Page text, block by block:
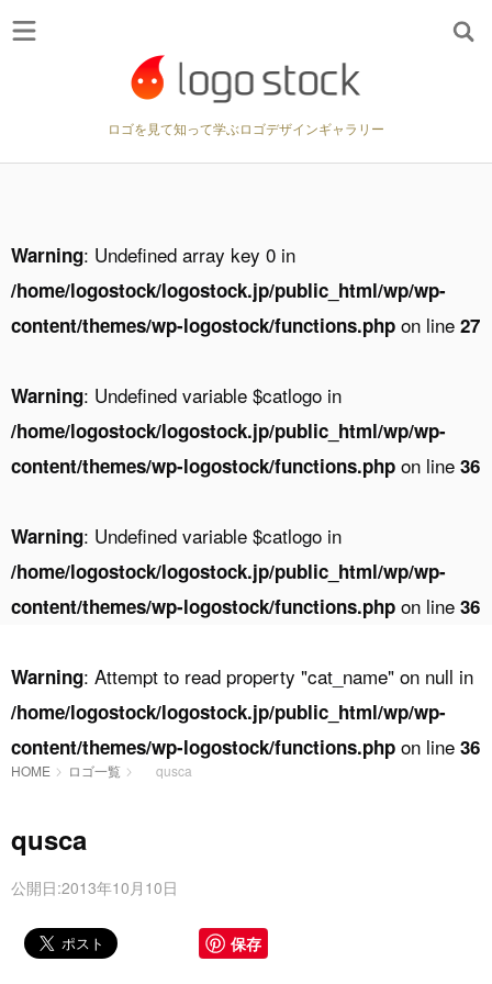
ロゴを見て知って学ぶロゴデザインギャラリー
Warning: Undefined array key 0 in
/home/logostock/logostock.jp/public_html/wp/wp-
content/themes/wp-logostock/functions.php on line 27
Warning: Undefined variable $catlogo in
/home/logostock/logostock.jp/public_html/wp/wp-
content/themes/wp-logostock/functions.php on line 36
Warning: Undefined variable $catlogo in
/home/logostock/logostock.jp/public_html/wp/wp-
content/themes/wp-logostock/functions.php on line 36
Warning: Attempt to read property "cat_name" on null in
/home/logostock/logostock.jp/public_html/wp/wp-
content/themes/wp-logostock/functions.php on line 36
HOME ロゴ一覧 qusca
qusca
公開日:2013年10月10日
保存